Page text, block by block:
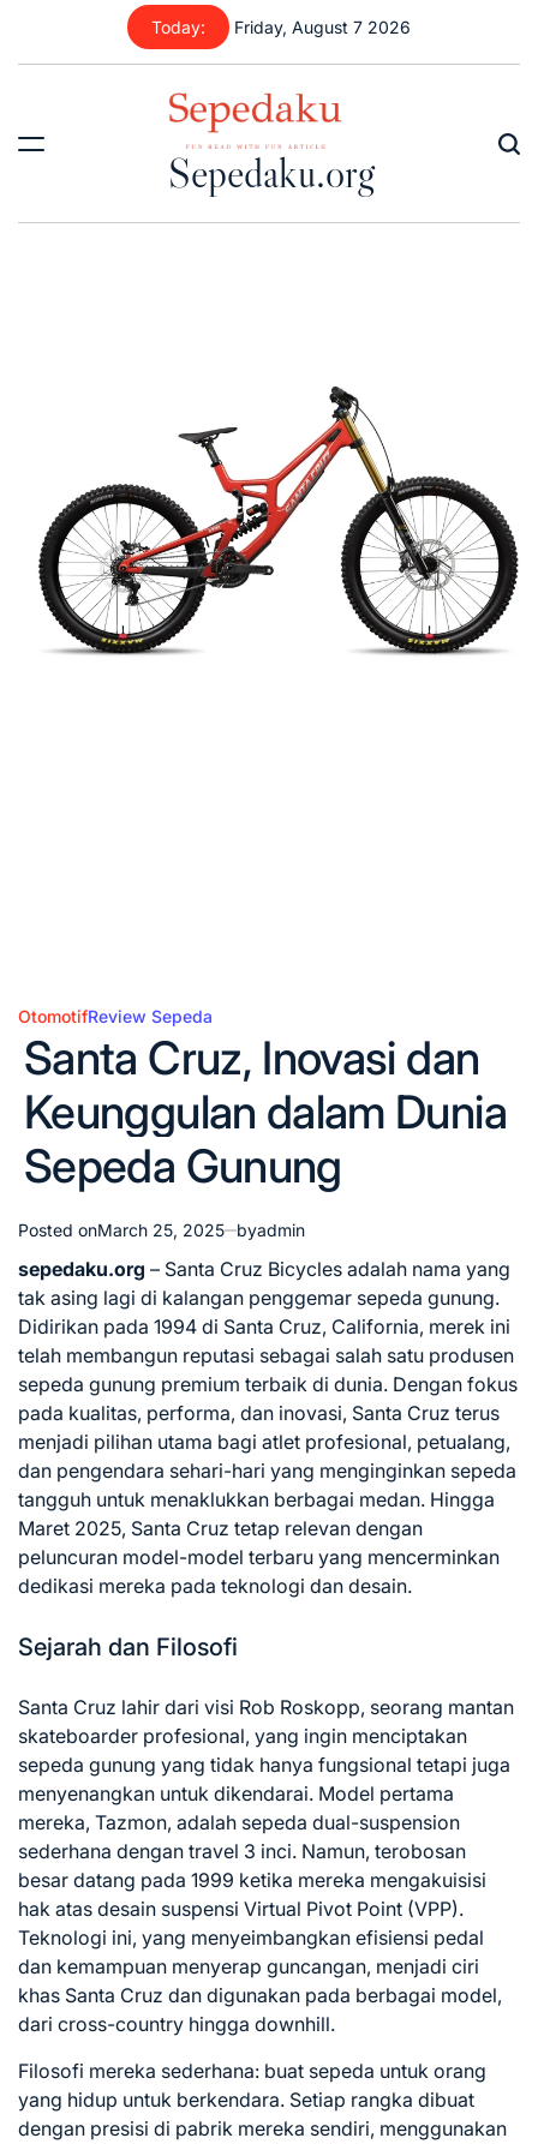
content
Today: Friday, August 7 2026
Sepedaku.org
Posted
in
OtomotifReview Sepeda
Santa Cruz, Inovasi dan
Keunggulan dalam Dunia
Sepeda Gunung
Posted onMarch 25, 2025 byadmin
sepedaku.org – Santa Cruz Bicycles adalah nama yang
tak asing lagi di kalangan penggemar sepeda gunung.
Didirikan pada 1994 di Santa Cruz, California, merek ini
telah membangun reputasi sebagai salah satu produsen
sepeda gunung premium terbaik di dunia. Dengan fokus
pada kualitas, performa, dan inovasi, Santa Cruz terus
menjadi pilihan utama bagi atlet profesional, petualang,
dan pengendara sehari-hari yang menginginkan sepeda
tangguh untuk menaklukkan berbagai medan. Hingga
Maret 2025, Santa Cruz tetap relevan dengan
peluncuran model-model terbaru yang mencerminkan
dedikasi mereka pada teknologi dan desain.
Sejarah dan Filosofi
Santa Cruz lahir dari visi Rob Roskopp, seorang mantan
skateboarder profesional, yang ingin menciptakan
sepeda gunung yang tidak hanya fungsional tetapi juga
menyenangkan untuk dikendarai. Model pertama
mereka, Tazmon, adalah sepeda dual-suspension
sederhana dengan travel 3 inci. Namun, terobosan
besar datang pada 1999 ketika mereka mengakuisisi
hak atas desain suspensi Virtual Pivot Point (VPP).
Teknologi ini, yang menyeimbangkan efisiensi pedal
dan kemampuan menyerap guncangan, menjadi ciri
khas Santa Cruz dan digunakan pada berbagai model,
dari cross-country hingga downhill.
Filosofi mereka sederhana: buat sepeda untuk orang
yang hidup untuk berkendara. Setiap rangka dibuat
dengan presisi di pabrik mereka sendiri, menggunakan